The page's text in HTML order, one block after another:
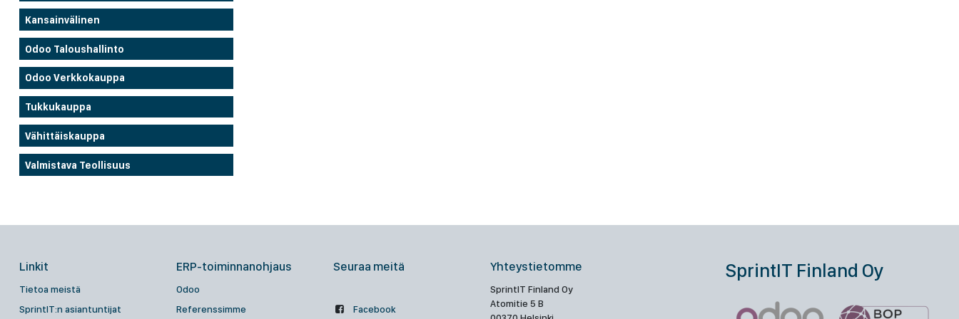
Kansainvälinen
Odoo Taloushallinto
Odoo Verkkokauppa
Tukkukauppa
Vähittäiskauppa
Valmistava Teollisuus
Linkit
Tietoa meistä
SprintIT:n asiantuntijat
ERP-toiminnanohjaus
Odoo
Referenssimme
Seuraa meitä
Facebook
Yhteystietomme
SprintIT Finland Oy
Atomitie 5 B
SprintIT Finland Oy